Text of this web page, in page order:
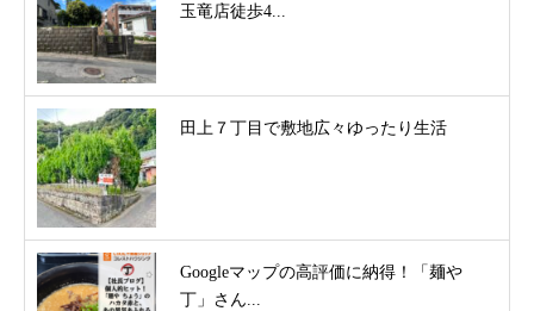
玉竜店徒歩4...
田上７丁目で敷地広々ゆったり生活
Googleマップの高評価に納得！「麺や
丁」さん...